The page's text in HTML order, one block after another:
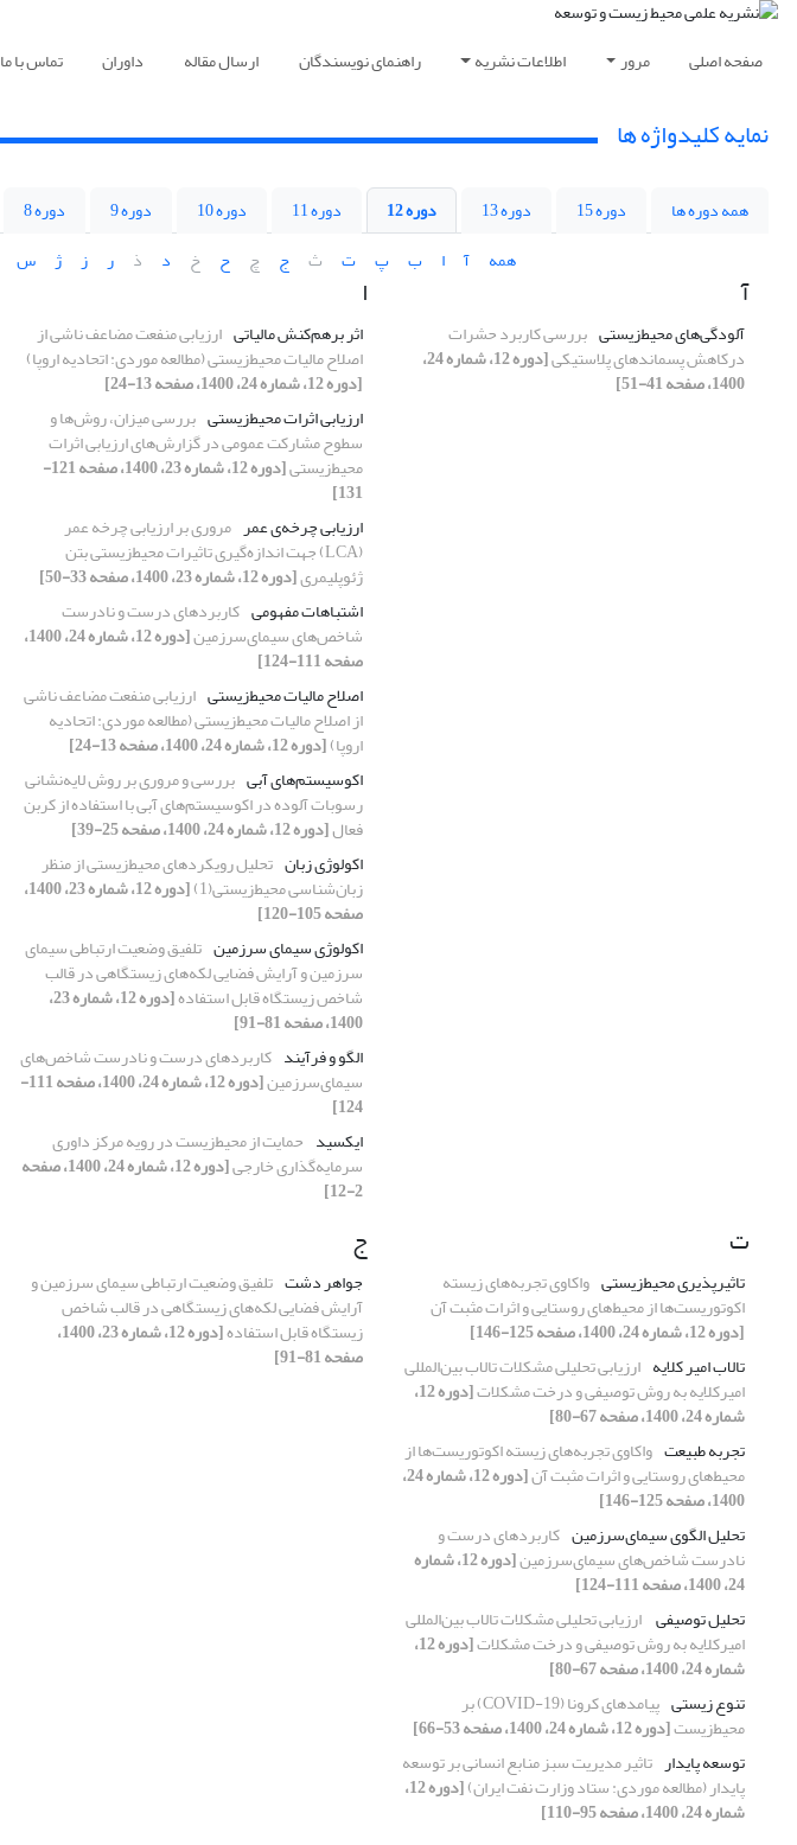
صفحه اصلی مرور اطلاعات نشریه راهنمای نویسندگان ارسال مقاله داوران تماس با ما
نمایه کلیدواژه ها
همه دوره ها دوره 15 دوره 13 دوره 12 دوره 11 دوره 10 دوره 9
دوره 8
همه
آ ا ب پ ت ث ج چ ح خ د ذ ر ز ژ س
آ
آلودگی‌های محیط‌زیستی بررسی کاربرد حشرات
درکاهش پسماند‌های پلاستیکی [دوره 12، شماره 24،
1400، صفحه 41-51]
ا
اثر برهم‌کنش مالیاتی ارزیابی منفعت مضاعف ناشی از
اصلاح مالیات محیط‌‌زیستی (مطالعه موردی: اتحادیه اروپا)
[دوره 12، شماره 24، 1400، صفحه 13-24]
ارزیابی اثرات محیط‌زیستی بررسی میزان، روش‌ها و
سطوح مشارکت عمومی در گزارش‌های ارزیابی اثرات
محیط‌زیستی [دوره 12، شماره 23، 1400، صفحه 121-
131]
ارزیابی چرخه‌‌ی عمر مروری بر ارزیابی چرخه عمر
(LCA) جهت اندازه‌گیری تاثیرات محیط‌زیستی بتن
ژئوپلیمری[دوره 12، شماره 23، 1400، صفحه 33-50]
اشتباهات مفهومی کاربردهای درست و نادرست
شاخص‌‌های سیمای‌‌سرزمین [دوره 12، شماره 24، 1400،
صفحه 111-124]
اصلاح مالیات محیط‌‌زیستی ارزیابی منفعت مضاعف ناشی
از اصلاح مالیات محیط‌‌زیستی (مطالعه موردی: اتحادیه
اروپا)[دوره 12، شماره 24، 1400، صفحه 13-24]
اکوسیستم‌های آبی بررسی و مروری بر روش لایه‌نشانی
رسوبات آلوده در اکوسیستم‌های آبی با استفاده از کربن
فعال[دوره 12، شماره 24، 1400، صفحه 25-39]
اکولوژی زبان تحلیل رویکردهای ‌محیط‌زیستی از منظر
زبان‌شناسی ‌محیط‌زیستی(1) [دوره 12، شماره 23، 1400،
صفحه 105-120]
اکولوژی سیمای سرزمین تلفیق وضعیت ارتباطی سیمای
سرزمین و آرایش فضایی لکه‌های زیستگاهی در قالب
شاخص زیستگاه قابل استفاده [دوره 12، شماره 23،
1400، صفحه 81-91]
الگو و فرآیند کاربردهای درست و نادرست شاخص‌‌های
سیمای‌‌سرزمین [دوره 12، شماره 24، 1400، صفحه 111-
124]
ایکسید حمایت از ‌محیط‌زیست در رویه مرکز داوری
سرمایه‌گذاری خارجی [دوره 12، شماره 24، 1400، صفحه
2-12]
ت
تاثیرپذیری محیط‌زیستی واکاوی تجربه‌های زیسته
اکوتوریست‌‌ها از محیط‌های روستایی و اثرات مثبت آن
[دوره 12، شماره 24، 1400، صفحه 125-146]
تالاب امیر کلایه ارزیابی تحلیلی مشکلات تالاب بین‌‌المللی
امیر‌‌کلایه به روش توصیفی و درخت مشکلات [دوره 12،
شماره 24، 1400، صفحه 67-80]
تجربه طبیعت واکاوی تجربه‌های زیسته اکوتوریست‌‌ها از
محیط‌های روستایی و اثرات مثبت آن [دوره 12، شماره 24،
1400، صفحه 125-146]
تحلیل الگوی سیمای‌‌سرزمین کاربردهای درست و
نادرست شاخص‌‌های سیمای‌‌سرزمین [دوره 12، شماره
24، 1400، صفحه 111-124]
تحلیل ‌‌توصیفی ارزیابی تحلیلی مشکلات تالاب بین‌‌المللی
امیر‌‌کلایه به روش توصیفی و درخت مشکلات [دوره 12،
شماره 24، 1400، صفحه 67-80]
تنوع زیستی
پیامد‌های کرونا (COVID-19) بر
محیط‌زیست[دوره 12، شماره 24، 1400، صفحه 53-66]
توسعه پایدار تاثیر مدیریت سبز منابع انسانی بر توسعه
پایدار (مطالعه موردی: ستاد وزارت نفت ایران) [دوره 12،
شماره 24، 1400، صفحه 95-110]
ج
جواهر دشت تلفیق وضعیت ارتباطی سیمای سرزمین و
آرایش فضایی لکه‌های زیستگاهی در قالب شاخص
زیستگاه قابل استفاده [دوره 12، شماره 23، 1400،
صفحه 81-91]